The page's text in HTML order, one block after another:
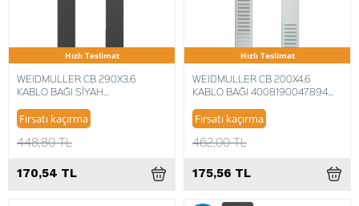
Hızlı Teslimat
WEIDMULLER CB 290X3.6
KABLO BAĞI SİYAH
Fırsatı kaçırma
448,80 TL
170,54 TL
Hızlı Teslimat
WEIDMULLER CB 200X4.6
KABLO BAĞI 4008190047894
Fırsatı kaçırma
462,00 TL
175,56 TL